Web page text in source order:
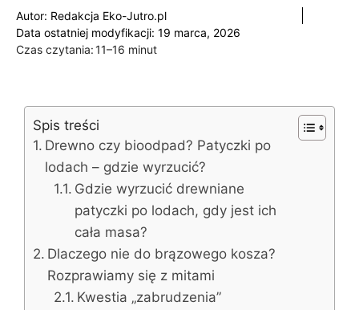
Autor: Redakcja Eko-Jutro.pl
Data ostatniej modyfikacji: 19 marca, 2026
Czas czytania:11–16 minut
Spis treści
Drewno czy bioodpad? Patyczki po
lodach – gdzie wyrzucić?
Gdzie wyrzucić drewniane
patyczki po lodach, gdy jest ich
cała masa?
Dlaczego nie do brązowego kosza?
Rozprawiamy się z mitami
Kwestia „zabrudzenia”